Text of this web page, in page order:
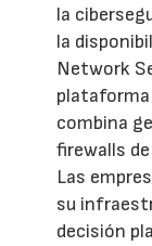
la
la
Network
combina
firewalls
Las
su
decisión